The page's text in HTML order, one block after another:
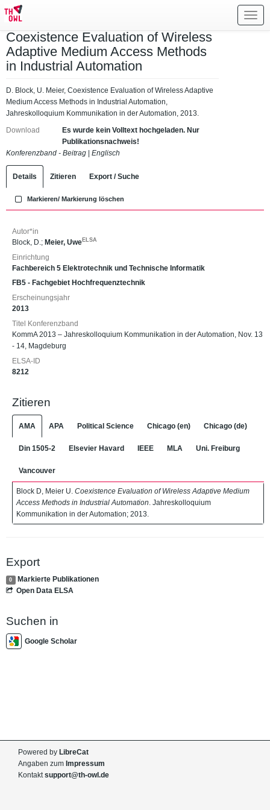
Coexistence Evaluation of Wireless
Adaptive Medium Access Methods
in Industrial Automation
D. Block, U. Meier, Coexistence Evaluation of Wireless Adaptive
Medium Access Methods in Industrial Automation,
Jahreskolloquium Kommunikation in der Automation, 2013.
Download
Es wurde kein Volltext hochgeladen. Nur
Publikationsnachweis!
Konferenzband - Beitrag
Englisch
Details Zitieren Export / Suche
Markieren/ Markierung löschen
Autor*in
Block, D.; Meier, Uwe ELSA
Einrichtung
Fachbereich 5 Elektrotechnik und Technische Informatik
FB5 - Fachgebiet Hochfrequenztechnik
Erscheinungsjahr
2013
Titel Konferenzband
KommA 2013 – Jahreskolloquium Kommunikation in der Automation, Nov. 13
- 14, Magdeburg
ELSA-ID
8212
Zitieren
AMA APA Political Science Chicago (en) Chicago (de)
Din 1505-2 Elsevier Havard IEEE MLA Uni. Freiburg
Vancouver
Block D, Meier U. Coexistence Evaluation of Wireless Adaptive Medium
Access Methods in Industrial Automation . Jahreskolloquium
Kommunikation in der Automation; 2013.
Export
0
Markierte Publikationen
Open Data ELSA
Suchen in
Google Scholar
Powered by LibreCat
Angaben zum Impressum
Kontaktsupport@th-owl.de